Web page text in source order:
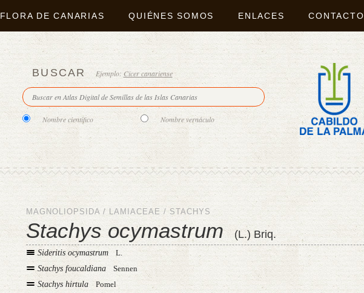
FLORA DE CANARIAS QUIÉNES SOMOS ENLACES CONTACTO
BUSCAR Ejemplo: Cicer canariense
Nombre científico Nombre vernáculo
MAGNOLIOPSIDA / LAMIACEAE / STACHYS
Stachys ocymastrum (L.) Briq.
Sideritis ocymastrum
L.
Stachys foucaldiana
Sennen
Stachys hirtula
Pomel